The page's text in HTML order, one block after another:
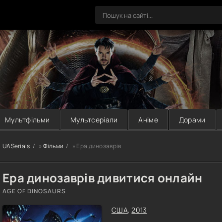
Мультфільми Мультсеріали Аніме Дорами
UASerials » Фільми » Ера динозаврів
Ера динозаврів дивитися онлайн
AGE OF DINOSAURS
США,2013